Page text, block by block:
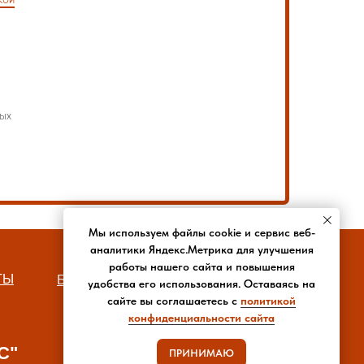
РЕКВИЗИТЫ
БЛОГ
Мы используем файлы cookie и сервис веб-
аналитики Яндекс.Метрика для улучшения
работы нашего сайта и повышения
удобства его использования. Оставаясь на
сайте вы соглашаетесь с политикой
конфиденциальности сайта
ПРИНИМАЮ